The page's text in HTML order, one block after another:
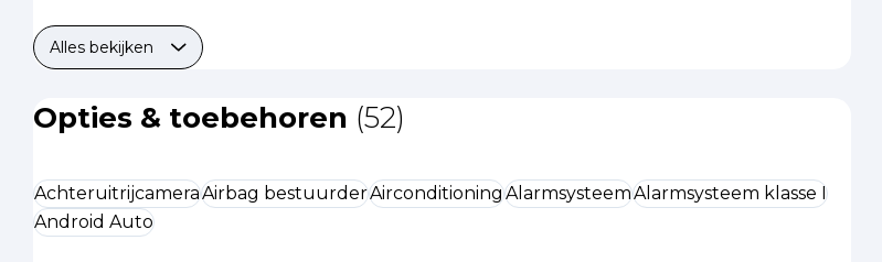
Alles bekijken
Opties & toebehoren (52)
AchteruitrijcameraAirbag bestuurderAirconditioningAlarmsysteemAlarmsysteem klasse I
Android Auto